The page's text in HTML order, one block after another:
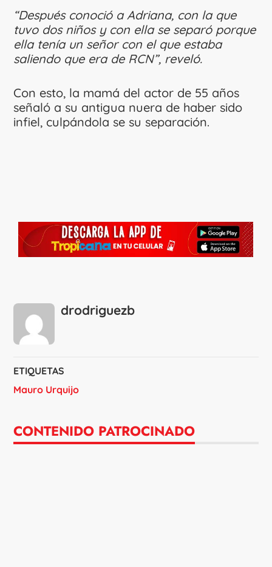
“Después conoció a Adriana, con la que
tuvo dos niños y con ella se separó porque
ella tenía un señor con el que estaba
saliendo que era de RCN”, reveló.
Con esto, la mamá del actor de 55 años
señaló a su antigua nuera de haber sido
infiel, culpándola se su separación.
drodriguezb
ETIQUETAS
Mauro Urquijo
CONTENIDO PATROCINADO